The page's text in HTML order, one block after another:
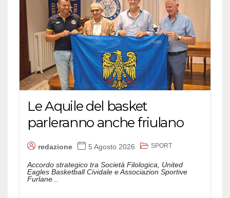
Le Aquile del basket
parleranno anche friulano
redazione 5 Agosto 2026 SPORT
Accordo strategico tra Società Filologica, United
Eagles Basketball Cividale e Associazion Sportive
Furlane...